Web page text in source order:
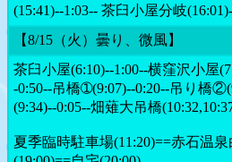
(15:41)--1:03-- 茶臼小屋分岐
【8/15（火）曇り、微風】
茶臼小屋(6:10)--1:00--横窪沢小屋
-0:50--吊橋➀(9:07)--0:20--吊り橋
(9:34)--0:05--畑薙大吊橋
夏季臨時駐車場(11:20)==赤石温